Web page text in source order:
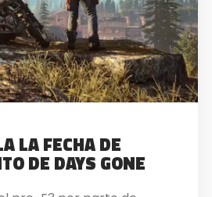
LA FECHA DE
DE DAYS GONE